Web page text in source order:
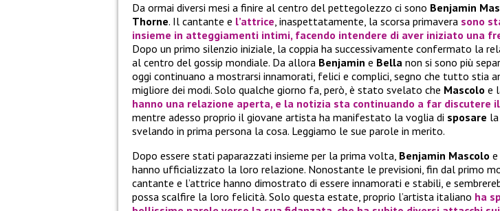
Da ormai diversi mesi a finire al centro del pettegolezzo ci sono Benjamin
Thorne. Il cantante e l’attrice, inaspettatamente, la scorsa primavera sono
insieme in atteggiamenti intimi, facendo intendere di aver iniziato una
Dopo un primo silenzio iniziale, la coppia ha successivamente confermato la
al centro del gossip mondiale. Da allora Benjamin e Bella non si sono più
oggi continuano a mostrarsi innamorati, felici e complici, segno che tutto stia
migliore dei modi. Solo qualche giorno fa, però, è stato svelato che Mascolo e
hanno una relazione aperta, e la notizia sta continuando a far discutere
mentre adesso proprio il giovane artista ha manifestato la voglia di sposare la
svelando in prima persona la cosa. Leggiamo le sue parole in merito.
Dopo essere stati paparazzati insieme per la prima volta, Benjamin Mascolo e
hanno ufficializzato la loro relazione. Nonostante le previsioni, fin dal primo
cantante e l’attrice hanno dimostrato di essere innamorati e stabili, e
possa scalfire la loro felicità. Solo questa estate, proprio l’artista italiano ha